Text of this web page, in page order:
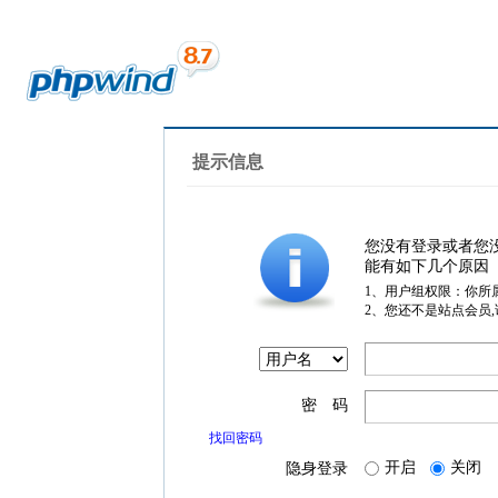
提示信息
您没有登录或者您
能有如下几个原因
1、用户组权限：你所
2、您还不是站点会员
密 码
找回密码
隐身登录 开启 关闭